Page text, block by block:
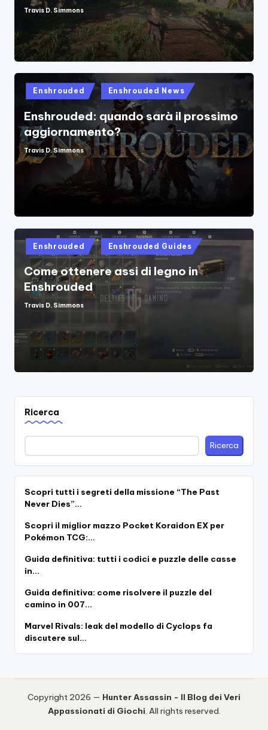
Posted
Travis D. Simmons
Posted
in
Enshrouded Enshrouded News
Enshrouded: quando sarà il prossimo
aggiornamento?
Posted
by
Travis D. Simmons
Posted
in
Enshrouded Enshrouded Guides
Come ottenere assi di legno in
Enshrouded
Posted
Travis D. Simmons
Ricerca
Ricerca
Scopri tutti i segreti della missione “The Past
Never Dies”…
Scopri il miglior mazzo Pocket Koraidon EX per
Pokémon TCG:…
Guida definitiva: tutti i codici e puzzle delle casse
in…
Guida definitiva: come risolvere il puzzle del
camino in 007…
Marvel Rivals: leak del modello di Cyclops fa
discutere sul…
Copyright 2026 — Hunter Assassin - Il Blog dei Veri
Appassionati di Giochi. All rights reserved.